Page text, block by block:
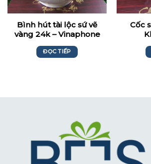
Bình hút tài lộc sứ vẽ
vàng 24k – Vinaphone
ĐỌC TIẾP
Cốc